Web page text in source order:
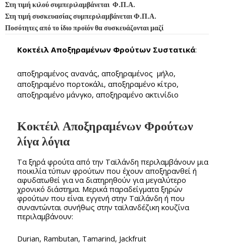
Στη τιμή κιλού συμπεριλαμβάνεται Φ.Π.Α.
Στη τιμή συσκευασίας συμπεριλαμβάνεται Φ.Π.Α.
Ποσότητες από το ίδιο προϊόν θα συσκευάζονται μαζί
Κοκτέιλ Αποξηραμένων Φρούτων Συστατικά:
αποξηραμένος ανανάς, αποξηραμένος μήλο,
αποξηραμένο πορτοκάλι, αποξηραμένο κίτρο,
αποξηραμένο μάνγκο, αποξηραμένο ακτινίδιο
Κοκτέιλ Αποξηραμένων Φρούτων
λίγα λόγια
Τα ξηρά φρούτα από την Ταϊλάνδη περιλαμβάνουν μια
ποικιλία τύπων φρούτων που έχουν αποξηρανθεί ή
αφυδατωθεί για να διατηρηθούν για μεγαλύτερο
χρονικό διάστημα. Μερικά παραδείγματα ξηρών
φρούτων που είναι εγγενή στην Ταϊλάνδη ή που
συναντώνται συνήθως στην ταϊλανδέζικη κουζίνα
περιλαμβάνουν:
Durian, Rambutan, Tamarind, Jackfruit